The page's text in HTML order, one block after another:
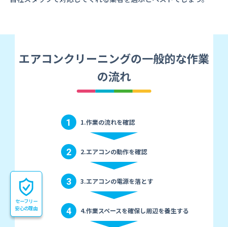
エアコンクリーニングの一般的な作業
の流れ
1 1.作業の流れを確認
2 2.エアコンの動作を確認
3 3.エアコンの電源を落とす
4 4.作業スペースを確保し周辺を養生する
セーフリー
安心の理由